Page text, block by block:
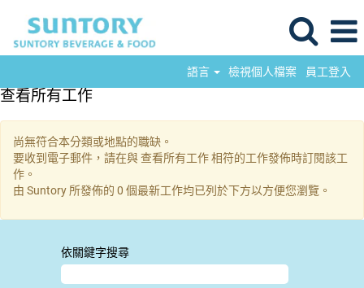
語言 檢視個人檔案 員工登入
查看所有工作
尚無符合本分類或地點的職缺。
要收到電子郵件，請在與 查看所有工作 相符的工作發佈時訂閱該工
作。
由 Suntory 所發佈的 0 個最新工作均已列於下方以方便您瀏覽。
依關鍵字搜尋